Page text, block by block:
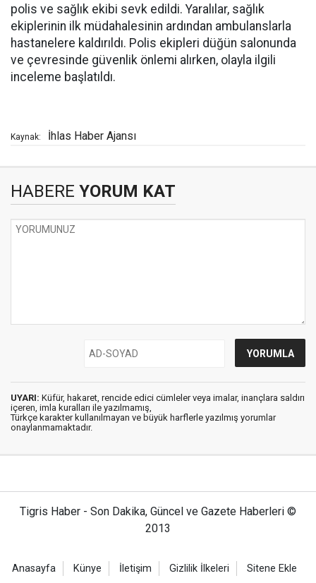
polis ve sağlık ekibi sevk edildi. Yaralılar, sağlık
ekiplerinin ilk müdahalesinin ardından ambulanslarla
hastanelere kaldırıldı. Polis ekipleri düğün salonunda
ve çevresinde güvenlik önlemi alırken, olayla ilgili
inceleme başlatıldı.
Kaynak: İhlas Haber Ajansı
HABERE YORUM KAT
UYARI: Küfür, hakaret, rencide edici cümleler veya imalar, inançlara saldırı
içeren, imla kuralları ile yazılmamış,
Türkçe karakter kullanılmayan ve büyük harflerle yazılmış yorumlar
onaylanmamaktadır.
Tigris Haber - Son Dakika, Güncel ve Gazete Haberleri ©
2013
Anasayfa Künye İletişim Gizlilik İlkeleri Sitene Ekle